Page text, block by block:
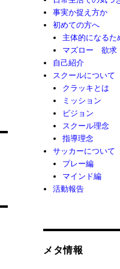
事実か捉え方か
初めての方へ
主体的になるた
マズロー 欲
自己紹介
スクールについて
クラッキとは
ミッション
ビジョン
スクール理念
指導理念
サッカーについて
プレー編
マインド編
活動報告
メタ情報